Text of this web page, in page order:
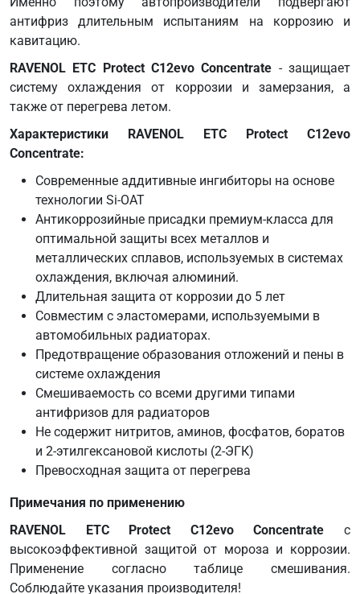
325.5)
Fiat
9.55523
Ford
ESD-
M97B49-
IVECO
18-
1830
JIS K
2234
(Japan)
Liebherr
LH-01-
COL3A
MAN
Type
MAN
Type
OAT
325.0
MB
325.5
MB
325.6
антифриз длительным испытаниям на коррозию и
кавитацию.
RAVENOL ETC Protect C12evo Concentrate - защищает
систему охлаждения от коррозии и замерзания, а
также от перегрева летом.
Характеристики RAVENOL ETC Protect C12evo
Concentrate:
Современные аддитивные ингибиторы на основе
технологии Si-OAT
Антикоррозийные присадки премиум-класса для
оптимальной защиты всех металлов и
металлических сплавов, используемых в системах
охлаждения, включая алюминий.
Длительная защита от коррозии до 5 лет
Совместим с эластомерами, используемыми в
автомобильных радиаторах.
Предотвращение образования отложений и пены в
системе охлаждения
Смешиваемость со всеми другими типами
антифризов для радиаторов
Не содержит нитритов, аминов, фосфатов, боратов
и 2-этилгексановой кислоты (2-ЭГК)
Превосходная защита от перегрева
Примечания по применению
RAVENOL ETC Protect C12evo Concentrate с
высокоэффективной защитой от мороза и коррозии.
Применение согласно таблице смешивания.
Соблюдайте указания производителя!